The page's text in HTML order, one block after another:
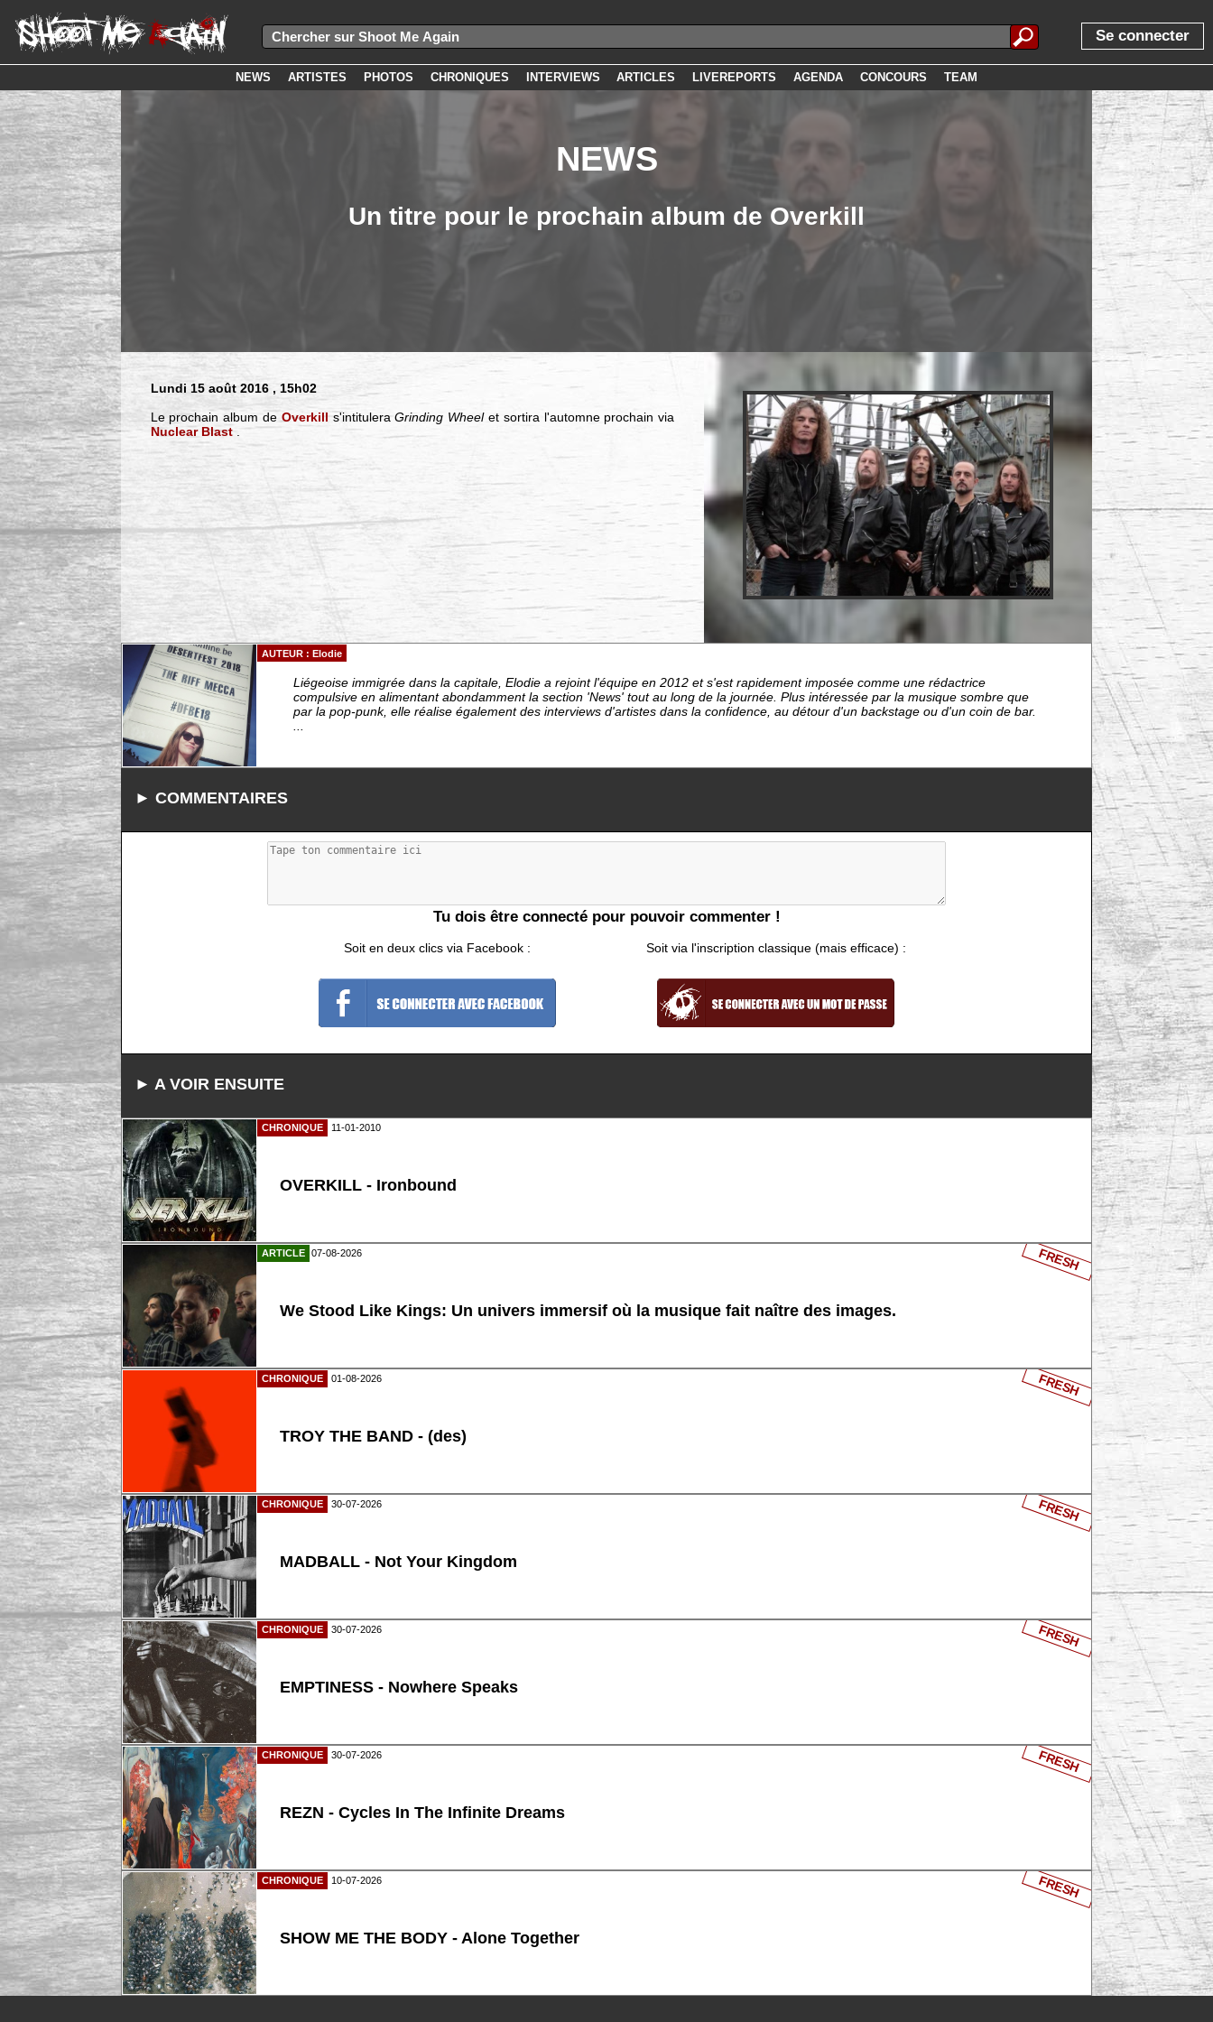
Se connecter
NEWS ARTISTES PHOTOS CHRONIQUES INTERVIEWS ARTICLES LIVEREPORTS AGENDA CONCOURS TEAM
NEWS
Un titre pour le prochain album de Overkill
Lundi 15 août 2016 , 15h02
Le prochain album deOverkills'intituleraGrinding Wheelet sortira l'automne prochain via
Nuclear Blast.
AUTEUR : Elodie
Liégeoise immigrée dans la capitale, Elodie a rejoint l'équipe en 2012 et s'est rapidement imposée comme une rédactrice
compulsive en alimentant abondamment la section 'News' tout au long de la journée. Plus intéressée par la musique sombre que
par la pop-punk, elle réalise également des interviews d'artistes dans la confidence, au détour d'un backstage ou d'un coin de bar.
► COMMENTAIRES
Tu dois être connecté pour pouvoir commenter !
Soit en deux clics via Facebook : Soit via l'inscription classique (mais efficace) :
► A VOIR ENSUITE
CHRONIQUE 11-01-2010
OVERKILL - Ironbound
ARTICLE 07-08-2026
We Stood Like Kings: Un univers immersif où la musique fait naître des images.
FRESH
CHRONIQUE 01-08-2026
TROY THE BAND - (des)
FRESH
CHRONIQUE 30-07-2026
MADBALL - Not Your Kingdom
FRESH
CHRONIQUE 30-07-2026
EMPTINESS - Nowhere Speaks
FRESH
CHRONIQUE 30-07-2026
REZN - Cycles In The Infinite Dreams
FRESH
CHRONIQUE 10-07-2026
SHOW ME THE BODY - Alone Together
FRESH